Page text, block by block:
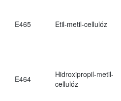
E465 Etil-metil-cellulóz
E464
Hidroxipropil-metil-
cellulóz